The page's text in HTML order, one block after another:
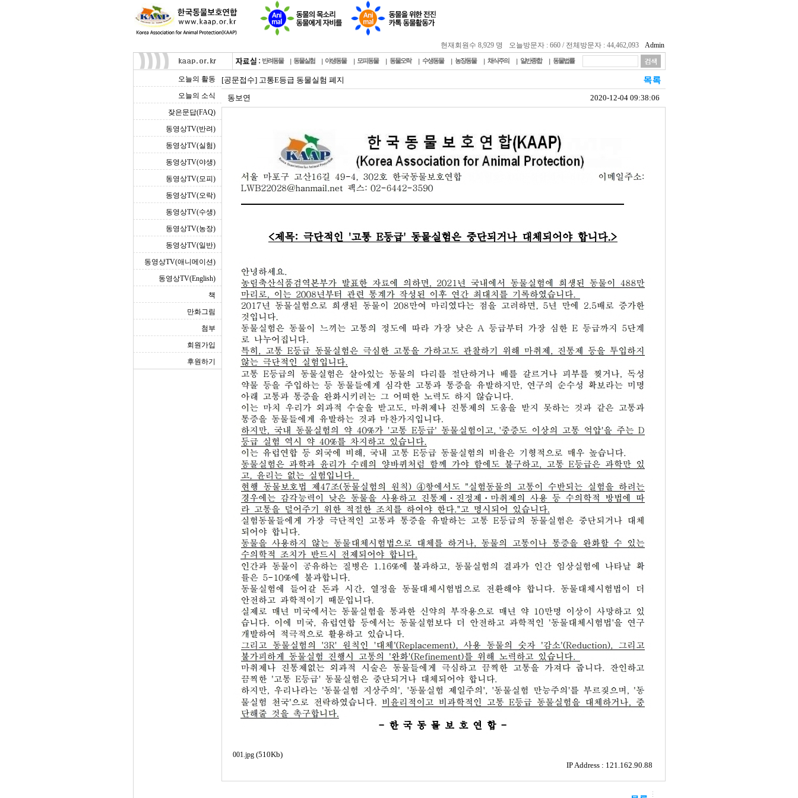
현재회원수 8,929 명 오늘방문자 : 660 / 전체방문자 : 44,462,093 Admin
반려동물 동물실험 야생동물 모피동물 동물오락 수생동물 농장동물 채식주의 일반종합 동물법률
오늘의 활동
오늘의 소식
잦은문답(FAQ)
동영상TV(반려)
동영상TV(실험)
동영상TV(야생)
동영상TV(모피)
동영상TV(오락)
동영상TV(수생)
동영상TV(농장)
동영상TV(일반)
동영상TV(애니메이션)
동영상TV(English)
책
만화그림
첨부
회원가입
후원하기
[공문접수] 고통E등급 동물실험 폐지
동보연
2020-12-04 09:38:06
001.jpg(510Kb)
IP Address : 121.162.90.88